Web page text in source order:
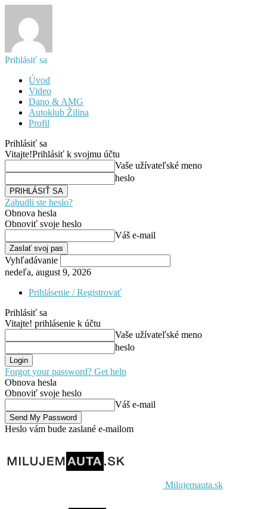
Prihlásiť sa
Úvod
Video
Dano & AMG
Autoklub Žilina
Profil
Prihlásiť sa
Vitajte!Prihlásiť k svojmu účtu
Vaše užívateľské meno
heslo
Zabudli ste heslo?
Obnova hesla
Obnoviť svoje heslo
Váš e-mail
Vyhľadávanie
nedeľa, august 9, 2026
Prihlásenie / Registrovať
Prihlásiť sa
Vitajte! prihlásenie k účtu
Vaše užívateľské meno
heslo
Forgot your password? Get help
Obnova hesla
Obnoviť svoje heslo
Váš e-mail
Heslo vám bude zaslané e-mailom
Milujemauta.sk